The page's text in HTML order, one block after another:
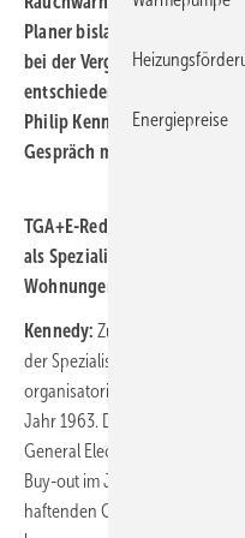
Planer bislang eine
bei der Vergabe wird häufig
entschieden. Dass diese
Philip Kennedy,
Gespräch mit der TGA+E-
TGA+E-Redaktion: Herr
als Spezialist für qualitativ
Wohnungen am Markt
Kennedy: Zu den Garanten
der Spezialisierung auf
organisatorische
Jahr 1963. Damals wurde das
General Electric (GE) in Irland
Buy-out im Jahr 1988 wird
haftenden Gesellschaftern
Energiepreise